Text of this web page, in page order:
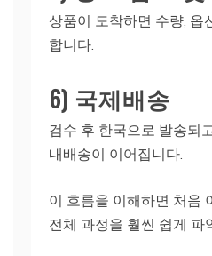
상품이 도착하면 수량, 옵
합니다.
6) 국제배송
검수 후 한국으로 발송되
내배송이 이어집니다.
이 흐름을 이해하면 처음
전체 과정을 훨씬 쉽게 파